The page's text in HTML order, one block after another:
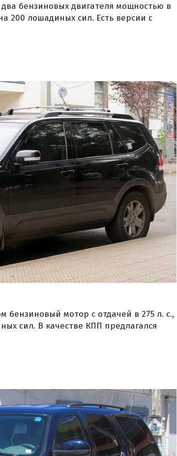
бензиновых двигателя мощностью в
200 лошадиных сил. Есть версии с
бензиновый мотор с отдачей в 275 л. с.,
сил. В качестве КПП предлагался